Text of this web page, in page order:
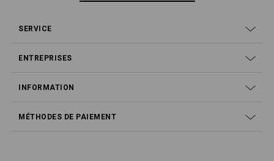
SERVICE
ENTREPRISES
INFORMATION
MÉTHODES DE PAIEMENT